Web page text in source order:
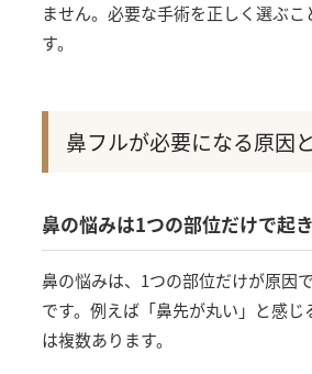
ません。必要な手術を正しく選ぶこ
す。
鼻フルが必要になる原因
鼻の悩みは1つの部位だけで起
鼻の悩みは、1つの部位だけが原因
です。例えば「鼻先が丸い」と感じ
は複数あります。